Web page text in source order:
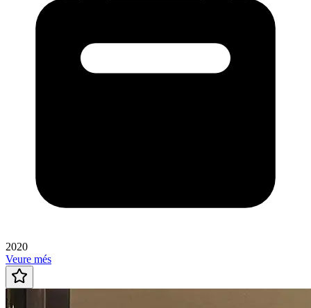
2020
Veure més